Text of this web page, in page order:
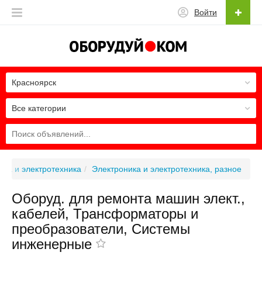
Войти
Все категории
Красноярск
и электротехника Электроника и электротехника, разное
Оборуд. для ремонта машин элект.,
кабелей, Трансформаторы и
преобразователи, Системы
инженерные